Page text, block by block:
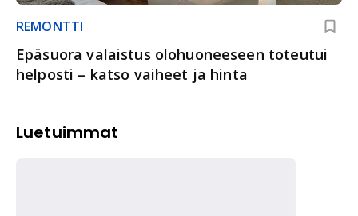
REMONTTI
Epäsuora valaistus olohuoneeseen toteutui
helposti – katso vaiheet ja hinta
Luetuimmat